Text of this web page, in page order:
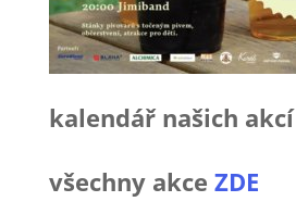
kalendář našich akcí
všechny akce ZDE